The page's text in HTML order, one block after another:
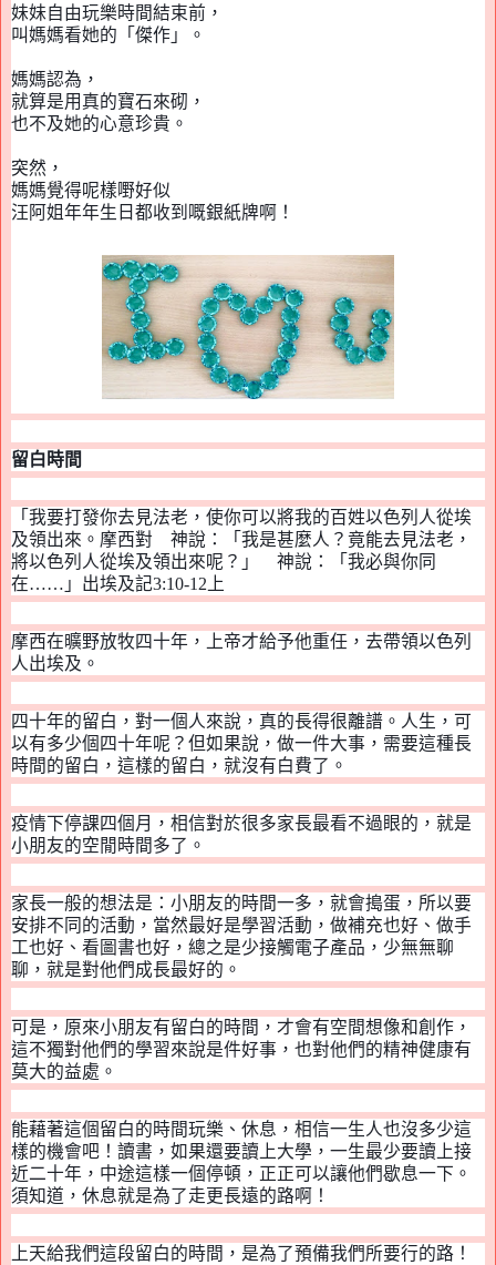
妹妹自由玩樂時間結束前，
叫媽媽看她的「傑作」。
媽媽認為，
就算是用真的寶石來砌，
也不及她的心意珍貴。
突然，
媽媽覺得呢樣嘢好似
汪阿姐年年生日都收到嘅銀紙牌啊 ！
留白時間
「我要打發你去見法老，使你可以將我的百姓以色列人從埃
及領出來。摩西對 神說：「我是甚麼人？竟能去見法老，
將以色列人從埃及領出來呢？」 神說：「我必與你同
在……」出埃及記3:10-12 上
摩西在曠野放牧四十年，上帝才給予他重任，去帶領以色列
人出埃及。
四十年的留白，對一個人來說，真的長得很離譜。人生，可
以有多少個四十年呢？但如果說，做一件大事，需要這種長
時間的留白，這樣的留白，就沒有白費了。
疫情下停課四個月，相信對於很多家長最看不過眼的，就是
小朋友的空閒時間多了。
家長一般的想法是 ： 小朋友的時間一多，就會搗蛋，所以要
安排不同的活動，當然最好是學習活動，做補充也好、做手
工也好、看圖書也好，總之是少接觸電子產品，少無無聊
聊，就是對他們成長最好的。
可是，原來小朋友有留白的時間，才會有空間想像和創作，
這不獨對他們的學習來說是件好事，也對他們的精神健康有
莫大的益處。
能藉著這個留白的時間玩樂、休息，相信一生人也沒多少這
樣的機會吧！讀書，如果還要讀上大學，一生最少要讀上接
近二十年，中途這樣一個停頓，正正可以讓他們歇息一下。
須知道，休息就是為了走更長遠的路啊！
上天給我們這段留白的時間，是為了預備我們所要行的路！